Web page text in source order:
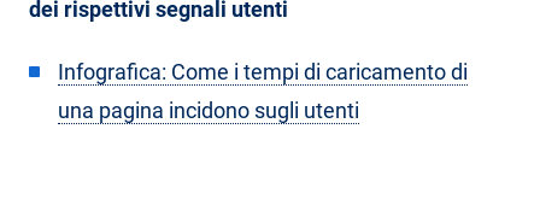
dei rispettivi segnali utenti
Infografica: Come i tempi di caricamento di
una pagina incidono sugli utenti